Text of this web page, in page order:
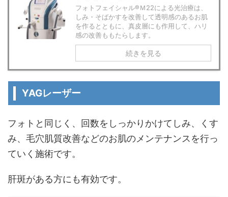
フォトフェイシャル®Ｍ22による光治療は、
しみ・そばかすを改善して透明感のあるお肌
を作るとともに、真皮層にも作用して、ハリ
感の改善ももたらします。
続きを見る
YAGレーザー
フォトと同じく、回数をしっかりかけてしみ、くす
み、毛穴肌質改善などのお肌のメンテナンスを行っ
ていく施術です。
肝斑がある方にも有効です。